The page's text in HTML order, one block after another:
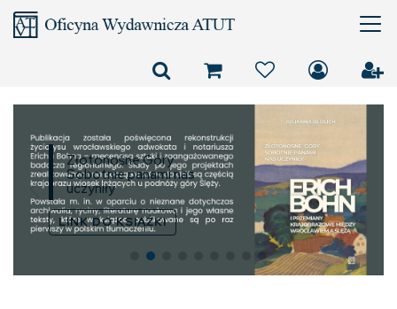
Złotonośne Góry
Sobotnie panami nas
uczyniły
LINK DO KSIĄŻKI